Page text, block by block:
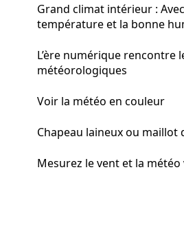
Grand climat intérieur :
température et la bonne
L’ère numérique rencontre
météorologiques
Voir la météo en couleur
Chapeau laineux ou maillot
Mesurez le vent et la